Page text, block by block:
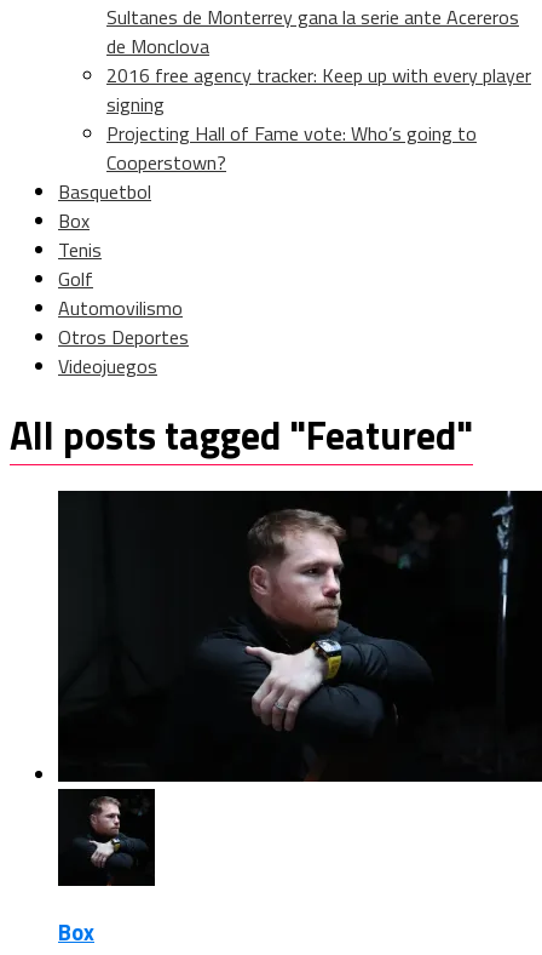
Sultanes de Monterrey gana la serie ante Acereros
de Monclova
2016 free agency tracker: Keep up with every player
signing
Projecting Hall of Fame vote: Who’s going to
Cooperstown?
Basquetbol
Box
Tenis
Golf
Automovilismo
Otros Deportes
Videojuegos
All posts tagged "Featured"
Box